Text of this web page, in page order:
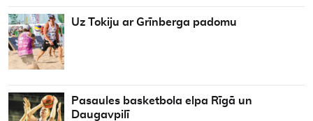
Uz Tokiju ar Grīnberga padomu
Pasaules basketbola elpa Rīgā un
Daugavpilī